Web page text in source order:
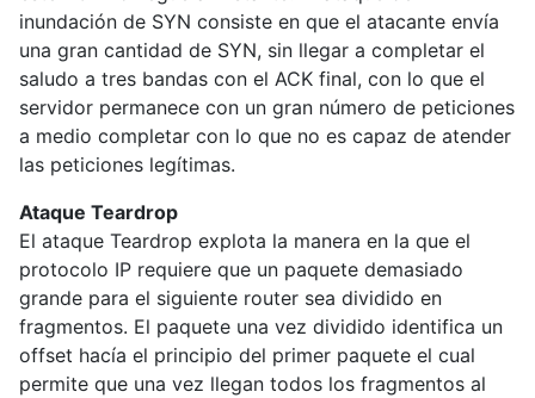
inundación de SYN consiste en que el atacante envía
una gran cantidad de SYN, sin llegar a completar el
saludo a tres bandas con el ACK final, con lo que el
servidor permanece con un gran número de peticiones
a medio completar con lo que no es capaz de atender
las peticiones legítimas.
Ataque Teardrop
El ataque Teardrop explota la manera en la que el
protocolo IP requiere que un paquete demasiado
grande para el siguiente router sea dividido en
fragmentos. El paquete una vez dividido identifica un
offset hacía el principio del primer paquete el cual
permite que una vez llegan todos los fragmentos al